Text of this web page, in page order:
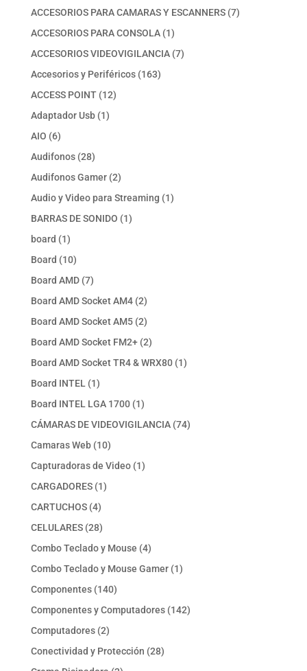
productos
ACCESORIOS PARA CAMARAS Y ESCANNERS 77
ACCESORIOS PARA CONSOLA 11
producto
ACCESORIOS VIDEOVIGILANCIA 77
Accesorios y Periféricos 163163
ACCESS POINT 1212
Adaptador Usb 11
AIO 66
productos
Audifonos 2828
productos
Audifonos Gamer 22
productos
Audio y Video para Streaming 11
BARRAS DE SONIDO 11
board 11
producto
Board 1010
productos
Board AMD 77
productos
Board AMD Socket AM4 22
productos
Board AMD Socket AM5 22
productos
Board AMD Socket FM2+ 22
productos
Board AMD Socket TR4 & WRX80 11
Board INTEL 11
producto
Board INTEL LGA 1700 11
producto
CÁMARAS DE VIDEOVIGILANCIA 7474
Camaras Web 1010
productos
Capturadoras de Video 11
CARGADORES 11
CARTUCHOS 44
productos
CELULARES 2828
productos
Combo Teclado y Mouse 44
productos
Combo Teclado y Mouse Gamer 11
Componentes 140140
productos
Componentes y Computadores 142142
Computadores 22
productos
Conectividad y Protección 2828